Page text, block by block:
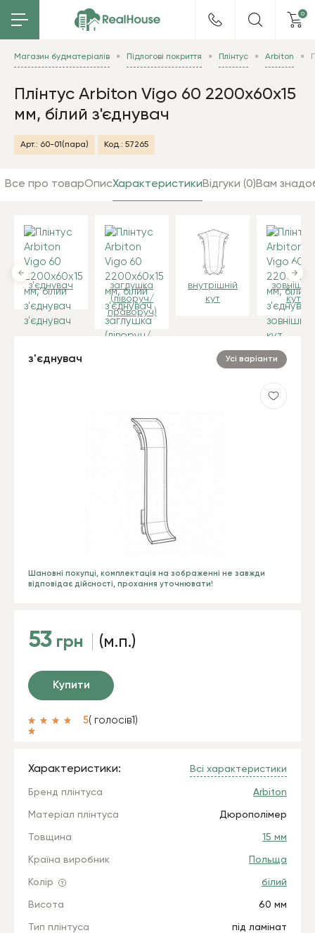
0
Магазин будматеріалів Підлогові покриття Плінтус Arbiton
Плінтус Arbiton Vigo 60 2200х60х15
мм, білий з'єднувач
Арт.: 60-01(пара) Код.: 57265
Все про товарОписХарактеристикиВідгуки (0)Вам
Шановні покупці, комплектація на зображенні не завжди
відповідає дійсності, прохання уточнювати!
з'єднувач
заглушка
(ліворуч/
праворуч)
внутрішній
кут
зовнішній
кут
з'єднувач Усі варіанти
53 грн (м.п.)
Купити
5( голосів1 )
Характеристики: Всі характеристики
Бренд плінтуса Arbiton
Матеріал плінтуса Дюрополімер
Товщина 15 мм
Країна виробник Польща
Колір білий
Висота 60 мм
Тип плінтуса під ламінат